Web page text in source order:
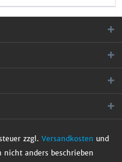
zzgl. Versandkosten und
nicht anders beschrieben